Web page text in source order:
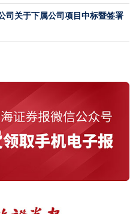
司关于下属公司项目中标暨签署